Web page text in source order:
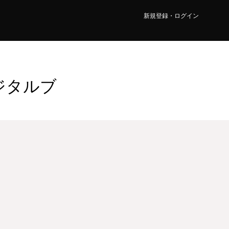
新規登録・ログイン
タルブ